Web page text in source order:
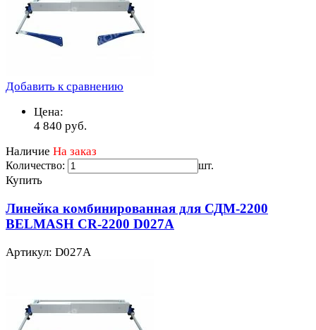
Добавить к сравнению
Цена:
4 840 руб.
Наличие На заказ
Количество: шт.
Купить
Линейка комбинированная для СДМ-2200
BELMASH CR-2200 D027A
Артикул: D027A